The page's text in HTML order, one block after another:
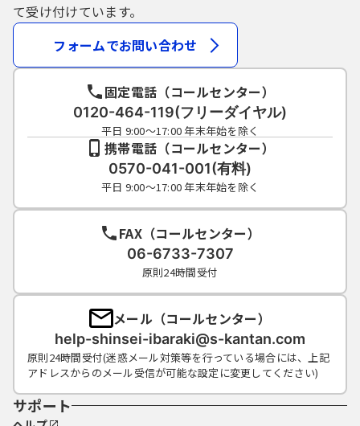
て受け付けています。
フォームでお問い合わせ
固定電話（コールセンター）
0120-464-119(フリーダイヤル)
平日 9:00～17:00 年末年始を除く
携帯電話（コールセンター）
0570-041-001(有料)
平日 9:00～17:00 年末年始を除く
FAX（コールセンター）
06-6733-7307
原則24時間受付
メール（コールセンター）
help-shinsei-ibaraki@s-kantan.com
原則24時間受付(迷惑メール対策等を行っている場合には、上記
アドレスからのメール受信が可能な設定に変更してください)
サポート